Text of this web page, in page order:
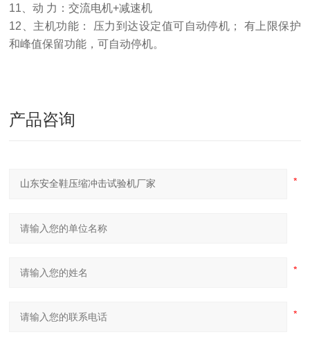
11、动 力：交流电机+减速机
12、主机功能： 压力到达设定值可自动停机； 有上限保护
和峰值保留功能，可自动停机。
产品咨询